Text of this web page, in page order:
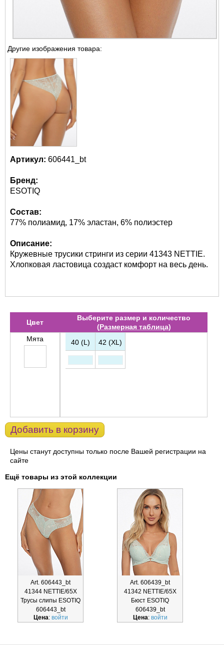
Другие изображения товара:
Артикул: 606441_bt
Бренд:
ESOTIQ
Состав:
77% полиамид, 17% эластан, 6% полиэстер
Описание:
Кружевные трусики стринги из серии 41343 NETTIE.
Хлопковая ластовица создаст комфорт на весь день.
Цвет
Выберите размер и количество
(Размерная таблица)
Мята
40 (L) 42 (XL)
Добавить в корзину
Цены станут доступны только после Вашей регистрации на
сайте
Ещё товары из этой коллекции
Art. 606443_bt
41344 NETTIE/65X
Трусы слипы ESOTIQ
606443_bt
Цена: войти
Art. 606439_bt
41342 NETTIE/65X
Бюст ESOTIQ
606439_bt
Цена: войти